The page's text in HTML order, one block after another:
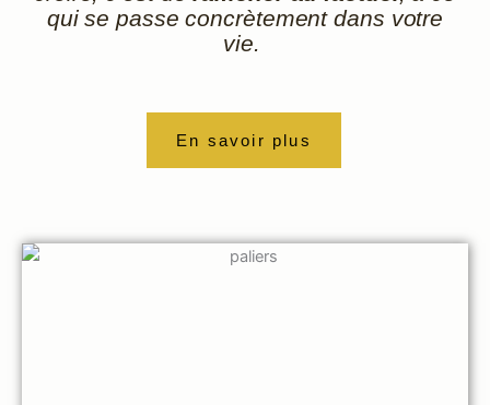
qui se passe concrètement dans votre
vie.
En savoir plus